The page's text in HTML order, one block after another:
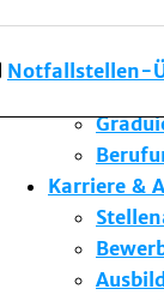
Notfallstellen-
Karriere &